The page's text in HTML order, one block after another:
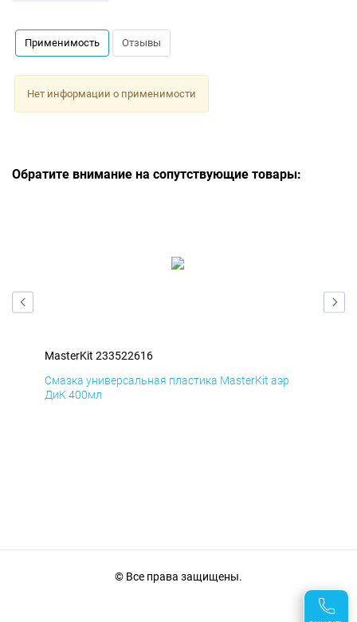
Применимость Отзывы
Нет информации о применимости
Обратите внимание на сопутствующие товары:
MasterKit 233522616
Смазка универсальная пластика MasterKit аэр
ДиК 400мл
© Все права защищены.